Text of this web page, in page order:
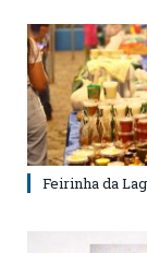
Feirinha da